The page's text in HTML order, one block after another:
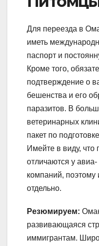
Для переезда в
иметь
паспорт и
Кроме того,
подтверждение о
бешенства и его
паразитов. В
ветеринарных
пакет по
Имейте в виду, что
отличаются у
компаний, поэтому
отдельно.
Резюмируем:
развивающаяся
иммигрантам.